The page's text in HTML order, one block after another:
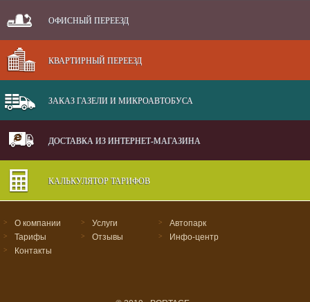
ОФИСНЫЙ ПЕРЕЕЗД
КВАРТИРНЫЙ ПЕРЕЕЗД
ЗАКАЗ ГАЗЕЛИ И МИКРОАВТОБУСА
ДОСТАВКА ИЗ ИНТЕРНЕТ-МАГАЗИНА
КАЛЬКУЛЯТОР ТАРИФОВ
> О компании > Услуги > Автопарк
> Тарифы > Отзывы > Инфо-центр
> Контакты